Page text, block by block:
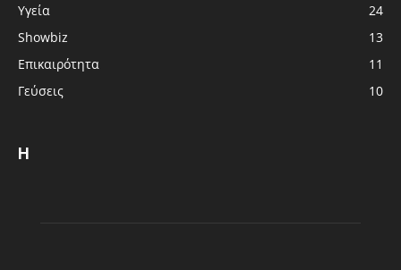
Υγεία
24
Showbiz
13
Επικαιρότητα
11
Γεύσεις
10
Η